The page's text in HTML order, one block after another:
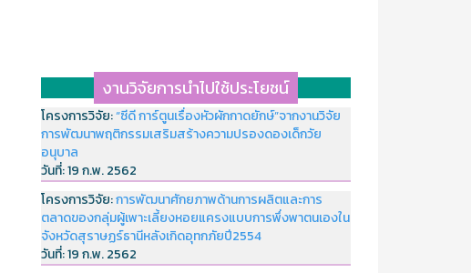
งานวิจัยการนำไปใช้ประโยชน์
โครงการวิจัย:“ซีดี การ์ตูนเรื่องหัวผักกาดยักษ์”จากงานวิจัย
การพัฒนาพฤติกรรมเสริมสร้างความปรองดองเด็กวัย
อนุบาล
วันที่:19 ก.พ. 2562
โครงการวิจัย:การพัฒนาศักยภาพด้านการผลิตและการ
ตลาดของกลุ่มผู้เพาะเลี้ยงหอยแครงแบบการพึ่งพาตนเองใน
จังหวัดสุราษฏร์ธานีหลังเกิดอุทกภัยปี2554
วันที่:19 ก.พ. 2562